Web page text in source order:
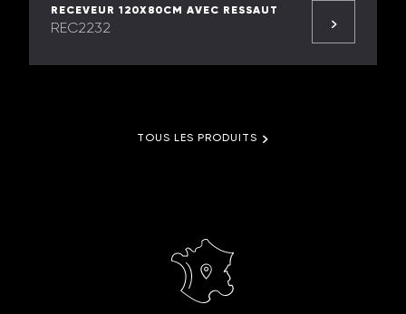
RECEVEUR 120X80CM AVEC RESSAUT
REC2232
TOUS LES PRODUITS